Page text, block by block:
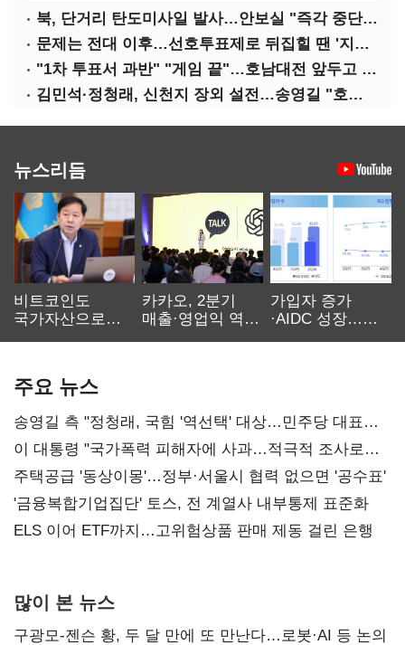
북, 단거리 탄도미사일 발사…안보실 "즉각 중단 촉구"
문제는 전대 이후…선호투표제로 뒤집힐 땐 '지지층 불복'
"1차 투표서 과반" "게임 끝"…호남대전 앞두고 '충돌'
김민석·정청래, 신천지 장외 설전…송영길 "호남 계몽 규탄"
뉴스리듬
비트코인도
국가자산으로…'
카카오, 2분기
매출·영업익 역대
가입자 증가
·AIDC 성장…
주요 뉴스
송영길 측 "정청래, 국힘 '역선택' 대상…민주당 대표로
총선 지휘 못해"
이 대통령 "국가폭력 피해자에 사과…적극적 조사로
진실 밝혀야"
주택공급 '동상이몽'…정부·서울시 협력 없으면 '공수표'
'금융복합기업집단' 토스, 전 계열사 내부통제 표준화
ELS 이어 ETF까지…고위험상품 판매 제동 걸린 은행
많이 본 뉴스
구광모-젠슨 황, 두 달 만에 또 만난다…로봇·AI 등 논의